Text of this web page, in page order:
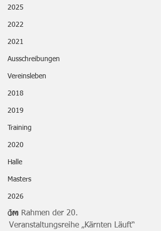
2025
2022
2021
Ausschreibungen
Vereinsleben
2018
2019
Training
2020
Halle
Masters
2026
ÖM
Im Rahmen der 20.
Veranstaltungsreihe „Kärnten Läuft“